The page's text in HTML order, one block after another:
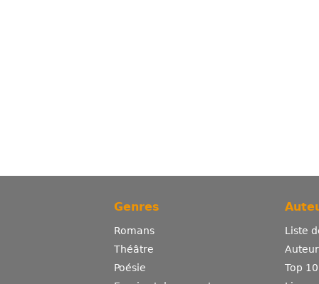
Genres
Romans
Théâtre
Poésie
Liste
Top